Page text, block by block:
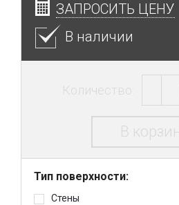
ЗАПРОСИТЬ ЦЕНУ
В наличии
Количество:
В
Тип поверхности:
Стены